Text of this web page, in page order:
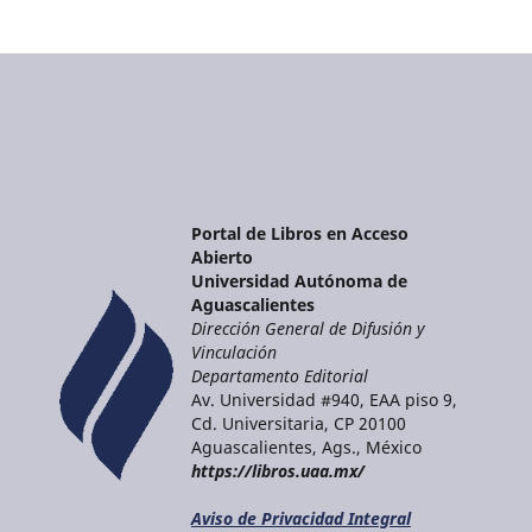
Portal de Libros en Acceso
Abierto
Universidad Autónoma de
Aguascalientes
Dirección General de Difusión y
Vinculación
Departamento Editorial
Av. Universidad #940, EAA piso 9,
Cd. Universitaria, CP 20100
Aguascalientes, Ags., México
https://libros.uaa.mx/
Aviso de Privacidad Integral